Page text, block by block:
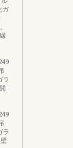
ガ
ラ
ラ